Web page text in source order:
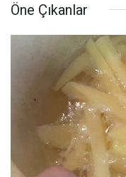
Öne Çıkanlar